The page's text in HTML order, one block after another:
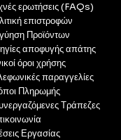
ερωτήσεις (FAQs)
επιστροφών
Προϊόντων
αποφυγής απάτης
όροι χρήσης
παραγγελίες
Πληρωμής
Τράπεζες
Εργασίας